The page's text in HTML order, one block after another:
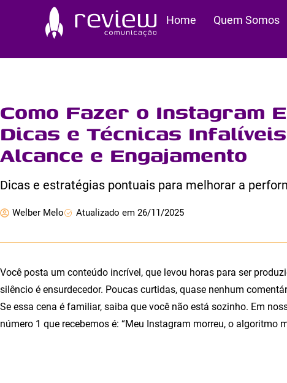
Home Quem Somos
Como Fazer o Instagram
Dicas e Técnicas
Alcance e Engajamento
Dicas e estratégias pontuais para melhorar a
Welber Melo Atualizado em 26/11/2025
Você posta um conteúdo incrível, que levou horas para ser
silêncio é ensurdecedor. Poucas curtidas, quase nenhum
Se essa cena é familiar, saiba que você não está sozinho. Em
número 1 que recebemos é: “Meu Instagram morreu, o algoritmo